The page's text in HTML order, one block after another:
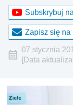
Subskrybuj
Zapisz się na
07 stycznia
[Data